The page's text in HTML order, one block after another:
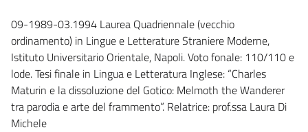
09-1989-03.1994 Laurea Quadriennale (vecchio
ordinamento) in Lingue e Letterature Straniere Moderne,
Istituto Universitario Orientale, Napoli. Voto fonale: 110/110 e
lode. Tesi finale in Lingua e Letteratura Inglese: “Charles
Maturin e la dissoluzione del Gotico: Melmoth the Wanderer
tra parodia e arte del frammento”. Relatrice: prof.ssa Laura Di
Michele